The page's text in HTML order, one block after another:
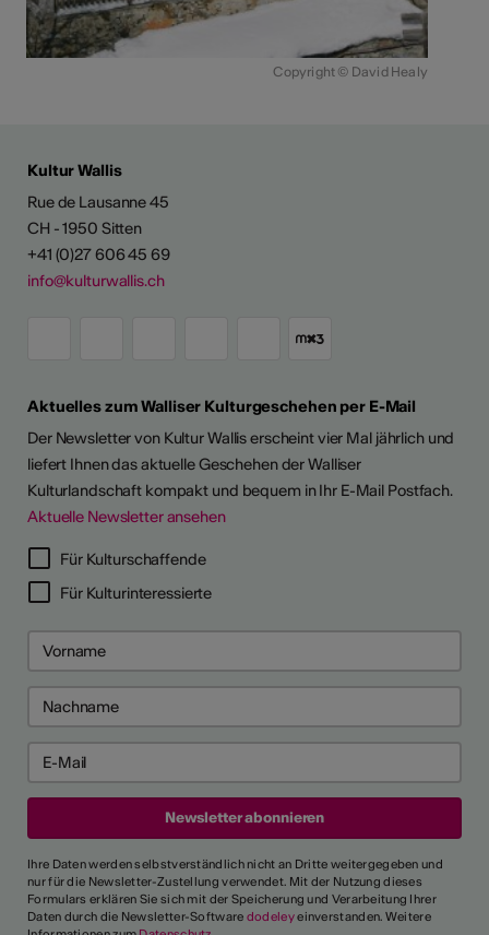
Copyright © David Healy
Kultur Wallis
Rue de Lausanne 45
CH - 1950 Sitten
+41 (0)27 606 45 69
info@kulturwallis.ch
Aktuelles zum Walliser Kulturgeschehen per E-Mail
Der Newsletter von Kultur Wallis erscheint vier Mal jährlich und
liefert Ihnen das aktuelle Geschehen der Walliser
Kulturlandschaft kompakt und bequem in Ihr E-Mail Postfach.
Aktuelle Newsletter ansehen
Für Kulturschaffende
Für Kulturinteressierte
Ihre Daten werden selbstverständlich nicht an Dritte weitergegeben und
nur für die Newsletter-Zustellung verwendet. Mit der Nutzung dieses
Formulars erklären Sie sich mit der Speicherung und Verarbeitung Ihrer
Daten durch die Newsletter-Software dodeleyeinverstanden. Weitere